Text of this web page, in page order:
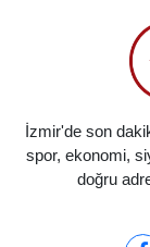
İzmir'de son
spor, ekonomi,
doğru